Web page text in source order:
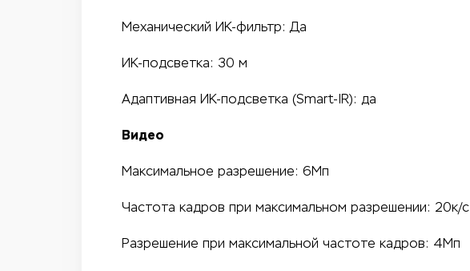
Механический ИК-фильтр: Да
ИК-подсветка: 30 м
Адаптивная ИК-подсветка (Smart-IR): да
Видео
Максимальное разрешение: 6Мп
Частота кадров при максимальном разрешении: 20к/с
Разрешение при максимальной частоте кадров: 4Мп